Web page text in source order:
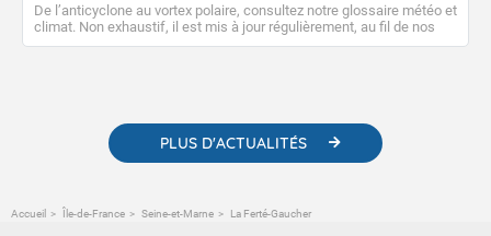
De l’anticyclone au vortex polaire, consultez notre glossaire météo et
climat. Non exhaustif, il est mis à jour régulièrement, au fil de nos
publications. Vous y trouverez également des liens utiles vers nos
PLUS D'ACTUALITÉS
Accueil Île-de-France Seine-et-Marne La Ferté-Gaucher